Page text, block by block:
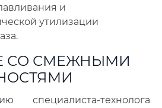
и
утилизации
СО СМЕЖНЫМИ
специалиста-технолога